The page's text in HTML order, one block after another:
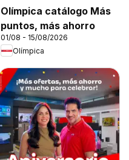
Olímpica catálogo Más
puntos, más ahorro
01/08 - 15/08/2026
Olímpica